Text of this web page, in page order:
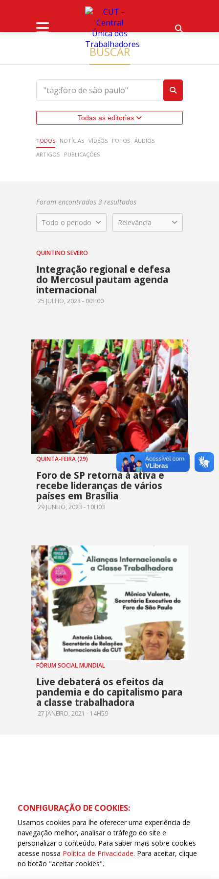
BUSCAR
Todas as editorias
TODOS NOTÍCIAS VÍDEOS FOTOS ÁUDIOS
ARTIGOS
PUBLICAÇÕES
Foram encontrados 3 resultados
Todo o período Relevância
QUINTINO SEVERO
Integração regional e defesa
do Mercosul pautam agenda
internacional
25 JULHO, 2023 - 00H00
QUINTA-FEIRA (29)
Foro de SP retorna à ativa e
recebe lideranças de vários
países em Brasília
29 JUNHO, 2023 - 10H03
FÓRUM SOCIAL MUNDIAL
Live debaterá os efeitos da
pandemia e do capitalismo para
a classe trabalhadora
27 JANEIRO, 2021 - 14H59
CONFIGURAÇÃO DE COOKIES:
Usamos cookies para lhe oferecer uma experiência de
navegação melhor, analisar o tráfego do site e
personalizar o conteúdo. Para saber mais sobre cookies
acesse nossa Política de Privacidade. Para aceitar, clique
no botão "aceitar cookies".